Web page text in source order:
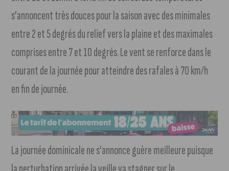
s’annoncent très douces pour la saison avec des minimales
entre 2 et 5 degrés du relief vers la plaine et des maximales
comprises entre 7 et 10 degrés. Le vent se renforce dans le
courant de la journée pour atteindre des rafales à 70 km/h
en fin de journée.
La journée dominicale ne s’annonce guère meilleure puisque